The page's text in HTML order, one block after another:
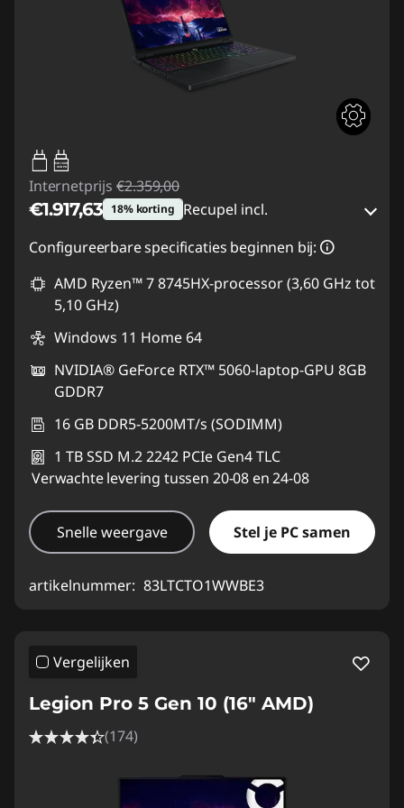
65W-100W
USB PD
Internetprijs €2.359,00
€1.917,63 18% korting Recupel incl.
eCoupon-besparingen :-€441,37
eCoupon gebruiken :GAMING-DEAL
Configureerbare specificaties beginnen bij:
AMD Ryzen™ 7 8745HX-processor (3,60 GHz tot
5,10 GHz)
Windows 11 Home 64
NVIDIA® GeForce RTX™ 5060-laptop-GPU 8GB
GDDR7
16 GB DDR5-5200MT/s (SODIMM)
1 TB SSD M.2 2242 PCIe Gen4 TLC
Verwachte levering tussen 20-08 en 24-08
Snelle weergave Stel je PC samen
artikelnummer: 83LTCTO1WWBE3
Vergelijken
Legion Pro 5 Gen 10 (16" AMD)
(174)